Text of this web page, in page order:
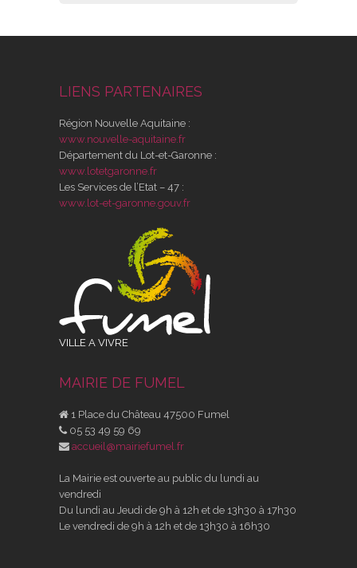
LIENS PARTENAIRES
Région Nouvelle Aquitaine :
www.nouvelle-aquitaine.fr
Département du Lot-et-Garonne :
www.lotetgaronne.fr
Les Services de l’Etat – 47 :
www.lot-et-garonne.gouv.fr
VILLE A VIVRE
MAIRIE DE FUMEL
1 Place du Château 47500 Fumel
05 53 49 59 69
accueil@mairiefumel.fr
La Mairie est ouverte au public du lundi au
vendredi
Du lundi au Jeudi de 9h à 12h et de 13h30 à 17h30
Le vendredi de 9h à 12h et de 13h30 à 16h30